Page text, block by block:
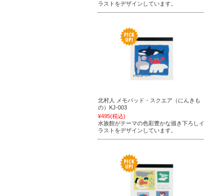
ラストをデザインしています。
北村人 メモパッド・スクエア（にんきも
の）KJ-003
¥495(税込)
水族館がテーマの色彩豊かな描き下ろしイ
ラストをデザインしています。